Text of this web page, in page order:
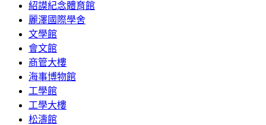
紹謨紀念體育館
麗澤國際學舍
文學館
會文館
商管大樓
海事博物館
工學館
工學大樓
松濤館